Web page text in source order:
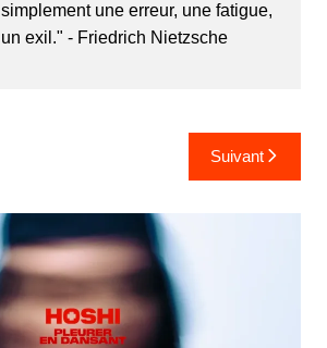
simplement une erreur, une fatigue,
un exil." - Friedrich Nietzsche
Suivant